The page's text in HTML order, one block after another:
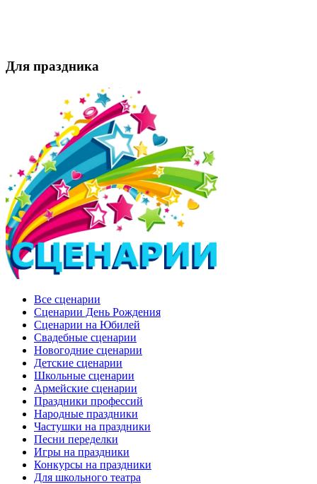
Для праздника
Все сценарии
Сценарии День Рождения
Сценарии на Юбилей
Свадебные сценарии
Новогодние сценарии
Детские сценарии
Школьные сценарии
Армейские сценарии
Праздники профессий
Народные праздники
Частушки на праздники
Песни переделки
Игры на праздники
Конкурсы на праздники
Для школьного театра